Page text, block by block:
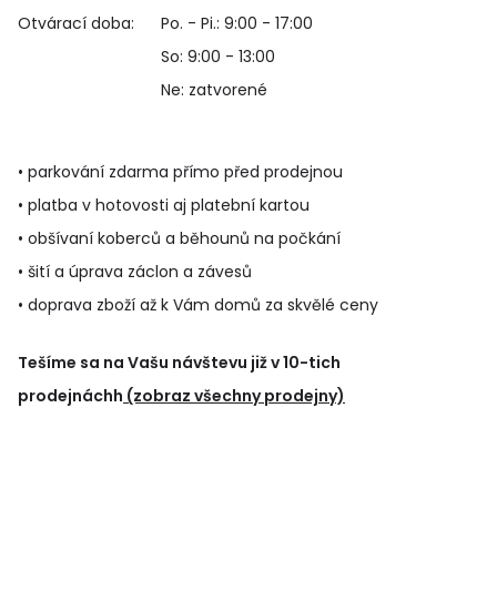
Otvárací doba:
Po. - Pi.: 9:00 - 17:00
So: 9:00 - 13:00
Ne: zatvorené
• parkování zdarma přímo před prodejnou
• platba v hotovosti aj platební kartou
• obšívaní koberců a běhounů na počkání
• šití a úprava záclon a závesů
• doprava zboží až k Vám domů za skvělé ceny
Tešíme sa na Vašu návštevu již v 10-tich
prodejnáchh (zobraz všechny prodejny)